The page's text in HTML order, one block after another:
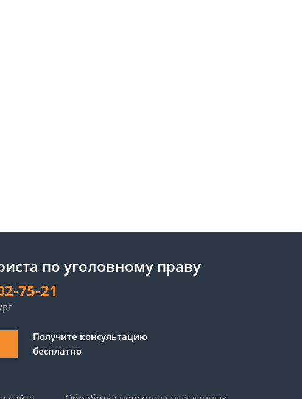
по уголовному праву
75-21
Получите консультацию
бесплатно